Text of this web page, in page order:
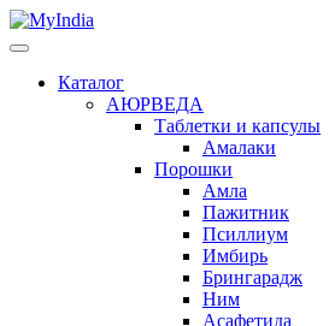
Каталог
АЮРВЕДА
Таблетки и капсулы
Амалаки
Порошки
Амла
Пажитник
Псиллиум
Имбирь
Брингарадж
Ним
Асафетида